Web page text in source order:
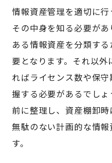
情報資産管理を適切に
その中身を知る必要が
ある情報資産を分類す
要となります。それ以
ればライセンス数や保
握する必要があるでし
前に整理し、資産棚卸時
無駄のない計画的な情
す。